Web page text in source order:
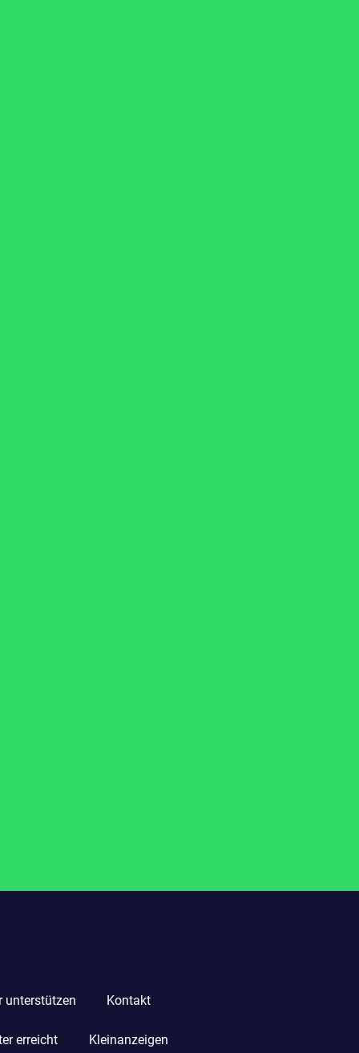
unterstützen Kontakt
erreicht Kleinanzeigen